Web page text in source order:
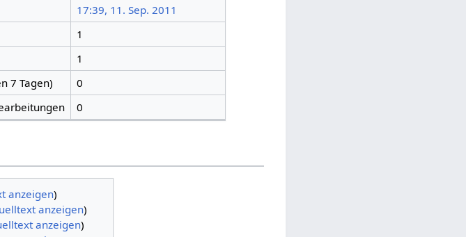
17:39, 11. Sep. 2011
1
1
7 Tagen)
0
0
anzeigen)
anzeigen)
anzeigen)